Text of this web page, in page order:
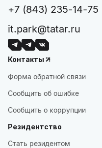
+7 (843) 235-14-75
it.park@tatar.ru
Контакты
Форма обратной связи
Сообщить об ошибке
Сообщить о коррупции
Резидентство
Стать резидентом